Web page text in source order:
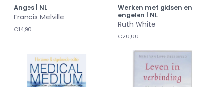
Anges | NL
Francis Melville
€14,90
Werken met gidsen en
engelen | NL
Ruth White
€20,00